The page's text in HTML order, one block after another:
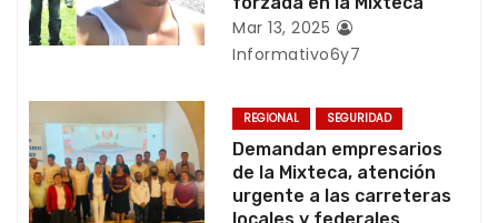
ó
d
e
Mar 13, 2025
Informativo6y7
REGIONAL SEGURIDAD
Demandan empresarios
de la Mixteca, atención
urgente a las carreteras
locales y federales